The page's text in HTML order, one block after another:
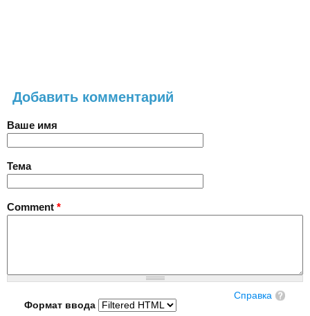
Добавить комментарий
Ваше имя
Тема
Comment *
Справка
Формат ввода